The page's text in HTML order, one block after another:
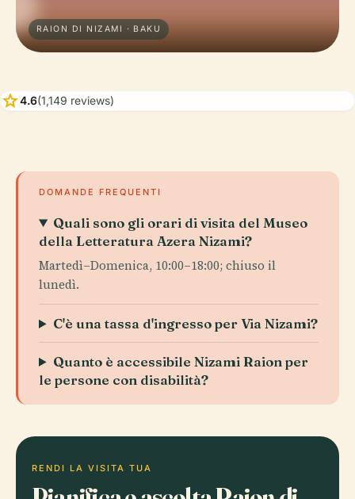
RAION DI NIZAMI · BAKU
star4.6(1,149 reviews)
DOMANDE FREQUENTI
Quali sono gli orari di visita del Museo
della Letteratura Azera Nizami?
Martedì–Domenica, 10:00–18:00; chiuso il
lunedì.
C'è una tassa d'ingresso per Via Nizami?
Quanto è accessibile Nizami Raion per
le persone con disabilità?
RENDI LA VISITA TUA